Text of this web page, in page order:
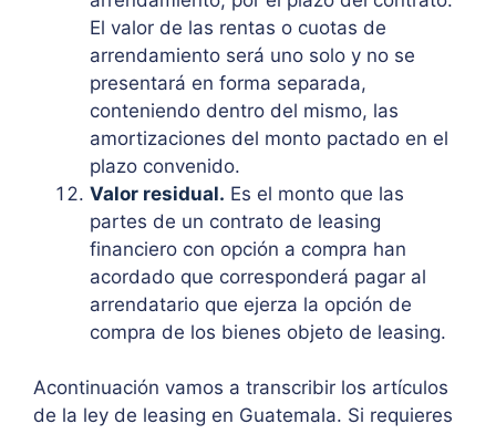
El valor de las rentas o cuotas de
arrendamiento será uno solo y no se
presentará en forma separada,
conteniendo dentro del mismo, las
amortizaciones del monto pactado en el
plazo convenido.
Valor residual. Es el monto que las
partes de un contrato de leasing
financiero con opción a compra han
acordado que corresponderá pagar al
arrendatario que ejerza la opción de
compra de los bienes objeto de leasing.
Acontinuación vamos a transcribir los artículos
de la ley de leasing en Guatemala. Si requieres